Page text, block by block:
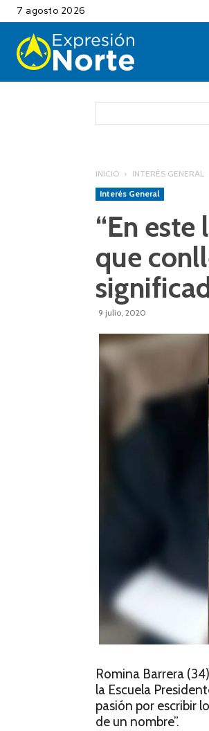
7 agosto 2026
INICIO INTERÉS GENERAL
Interés General
“En
que
9 julio, 2020
Romina Barrera
la Escuela
pasión por escribir
de un nombre”.